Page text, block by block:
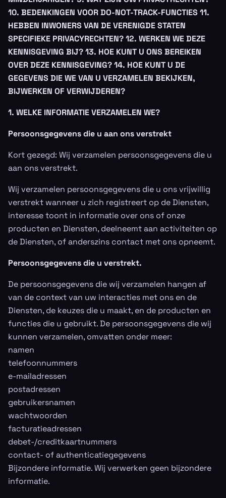
10. BEDENKINGEN VOOR DO-NOT-TRACK-FUNCTIES11.
HEBBEN INWONERS VAN DE VERENIGDE STATEN
SPECIFIEKE PRIVACYRECHTEN?12. WERKEN WE DEZE
KENNISGEVING BIJ?13. HOE KUNT U ONS BEREIKEN
OVER DEZE KENNISGEVING?14. HOE KUNT U DE
GEGEVENS DIE WE VAN U VERZAMELEN BEKIJKEN,
BIJWERKEN OF VERWIJDEREN?
1. WELKE INFORMATIE VERZAMELEN WE?
Persoonsgegevens die u aan ons verstrekt
Kort gezegd: Wij verzamelen persoonsgegevens die u
aan ons verstrekt.
Wij verzamelen persoonsgegevens die u ons vrijwillig
verstrekt wanneer u zich registreert op de Diensten,
interesse toont in informatie over ons of onze
producten en Diensten, deelneemt aan activiteiten op
de Diensten, of anderszins contact met ons opneemt.
Persoonsgegevens die u verstrekt.
De persoonsgegevens die wij verzamelen hangen af
van de context van uw interacties met ons en de
Diensten, de keuzes die u maakt, en de producten en
functies die u gebruikt. De persoonsgegevens die wij
kunnen verzamelen, omvatten onder meer:
namen
telefoonnummers
e-mailadressen
postadressen
gebruikersnamen
wachtwoorden
facturatieadressen
debet-/creditkaartnummers
contact- of authenticatiegegevens
Bijzondere informatie. Wij verwerken geen bijzondere
informatie.